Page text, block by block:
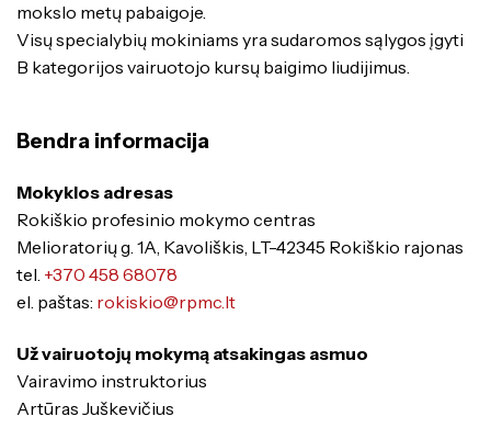
Veiklos dokumentai
Veiklos ataskaitos
Laisvos darbo vietos
Istorija
Specialybės turintiems vidurinį
išsilavinimą
poreikių
Specialybės turintiems kvalifikaciją
Mokymo moduliai bendrojo ugdymo
mokiniams
Ugdymas
PUPP
Kompetencijų vertinimas
Apgyvendinimo paslaugos
Vairuotojų pirminis mokymas
Traktorininkų mokymas
Formaliojo profesinio mokymo
programos
Vairuotojų pirminis mokymas
Traktorininkų mokymas
mokslo metų pabaigoje.
Visų specialybių mokiniams yra sudaromos sąlygos įgyti
B kategorijos vairuotojo kursų baigimo liudijimus.
Bendra informacija
Mokyklos adresas
Rokiškio profesinio mokymo centras
Melioratorių g. 1A, Kavoliškis, LT-42345 Rokiškio rajonas
tel. +370 458 68078
el. paštas: rokiskio@rpmc.lt
Už vairuotojų mokymą atsakingas asmuo
Vairavimo instruktorius
Artūras Juškevičius